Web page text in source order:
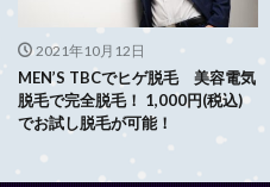
2021年10月12日
MEN’S TBCでヒゲ脱毛 美容電気
脱毛で完全脱毛！ 1,000円(税込)
でお試し脱毛が可能！